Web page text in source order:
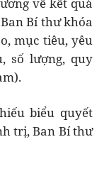
về kết quả
Bí thư khóa
mục tiêu, yêu
số lượng, quy
biểu quyết
trị, Ban Bí thư